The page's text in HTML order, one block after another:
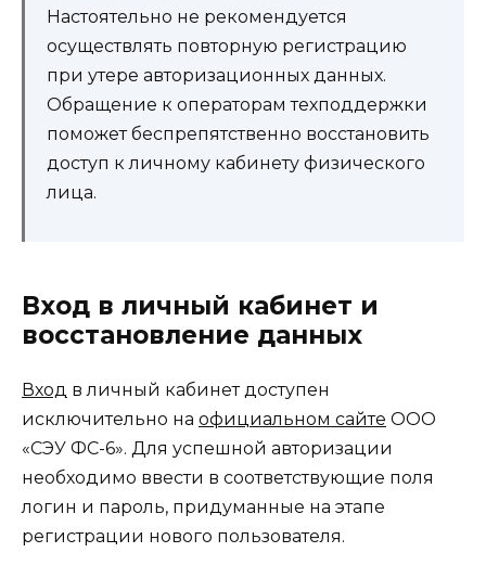
Настоятельно не рекомендуется
осуществлять повторную регистрацию
при утере авторизационных данных.
Обращение к операторам техподдержки
поможет беспрепятственно восстановить
доступ к личному кабинету физического
лица.
Вход в личный кабинет и
восстановление данных
Вход в личный кабинет доступен
исключительно на официальном сайте ООО
«СЭУ ФС-6». Для успешной авторизации
необходимо ввести в соответствующие поля
логин и пароль, придуманные на этапе
регистрации нового пользователя.